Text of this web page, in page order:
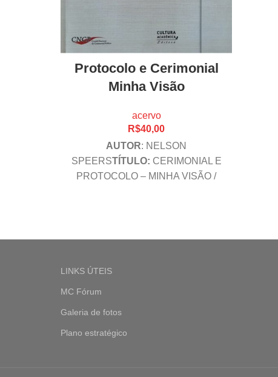
Protocolo e Cerimonial
Minha Visão
acervo
R$40,00
AUTOR: NELSON
SPEERSTÍTULO: CERIMONIAL E
PROTOCOLO – MINHA VISÃO /
ACADÊMICA E CNCP BRASIL
LINKS ÚTEIS
MC Fórum
Galeria de fotos
Plano estratégico